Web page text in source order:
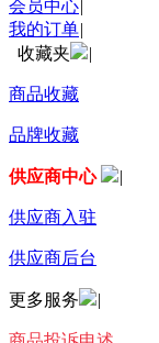
会员中心|
我的订单|
收藏夹
|
商品收藏
品牌收藏
供应商中心 |
供应商入驻
供应商后台
更多服务 |